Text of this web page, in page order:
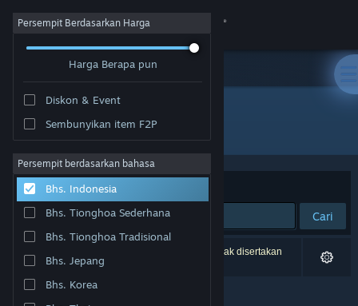
Login
Tentang
Bantuan
Ubah bahasa
Dapatkan Aplikasi Seluler Steam
Persempit Berdasarkan Harga
Harga Berapa pun
Diskon & Event
Sembunyikan item F2P
Persempit berdasarkan bahasa
Bhs. Indonesia
Bhs. Tionghoa Sederhana
Bhs. Tionghoa Tradisional
Bhs. Jepang
Bhs. Korea
Pengembang: THETABLE Z
Berdasarkan Relevansi
Cari
0 hasil cocok dengan pencarianmu. 3 produk tidak disertakan
berdasarkan preferensimu.